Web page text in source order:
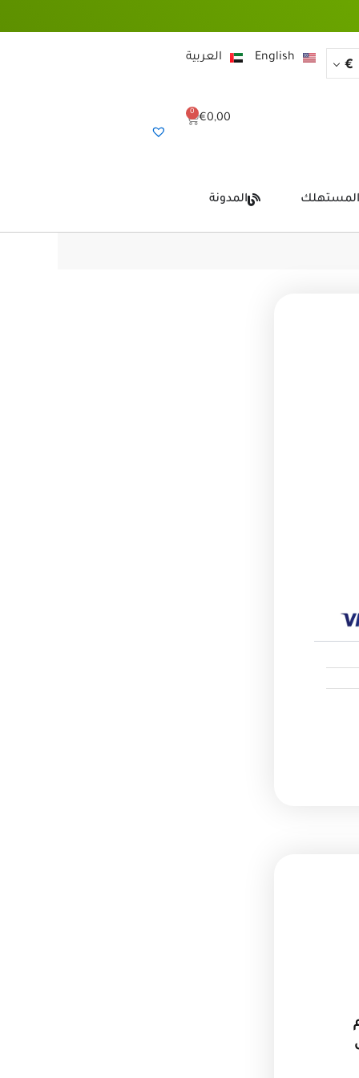
€
English العربية
€0,00
0
Cart
المدونة